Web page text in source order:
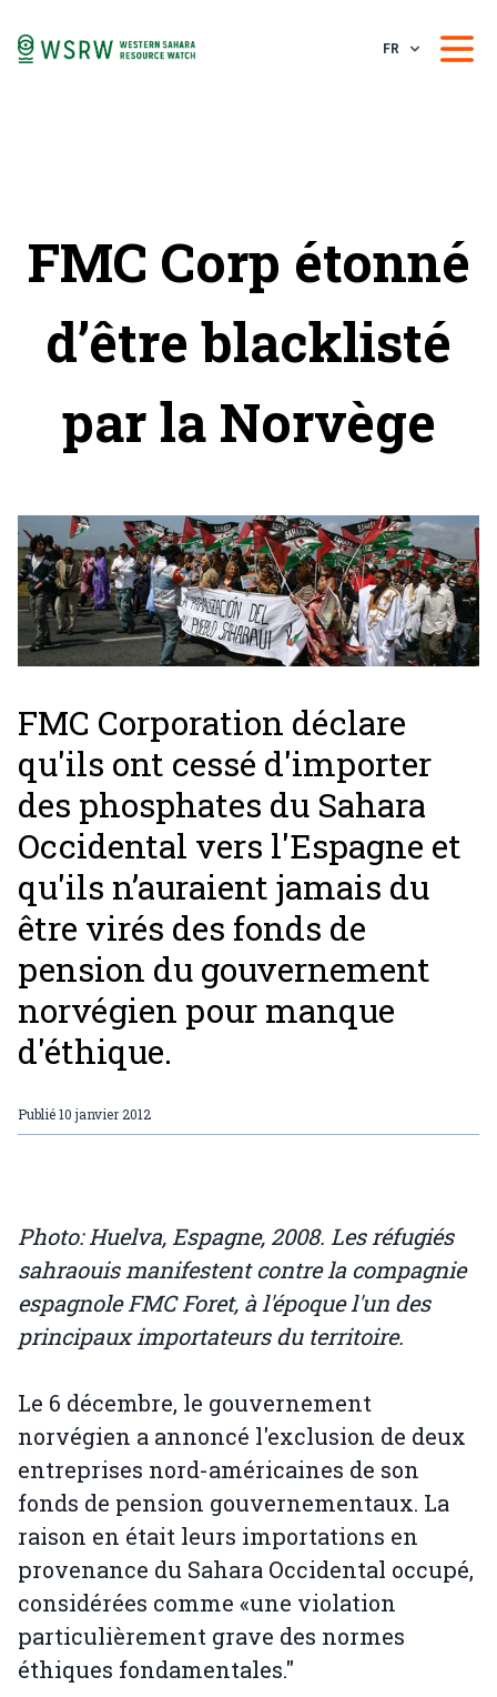
FR
FMC Corp étonné
d’être blacklisté
par la Norvège
FMC Corporation déclare
qu'ils ont cessé d'importer
des phosphates du Sahara
Occidental vers l'Espagne et
qu'ils n’auraient jamais du
être virés des fonds de
pension du gouvernement
norvégien pour manque
d'éthique.
Publié10 janvier 2012
Photo: Huelva, Espagne, 2008. Les réfugiés
sahraouis manifestent contre la compagnie
espagnole FMC Foret, à l'époque l'un des
principaux importateurs du territoire.
Le 6 décembre, le gouvernement
norvégien a annoncé l'exclusion de deux
entreprises nord-américaines de son
fonds de pension gouvernementaux. La
raison en était leurs importations en
provenance du Sahara Occidental occupé,
considérées comme «une violation
particulièrement grave des normes
éthiques fondamentales."